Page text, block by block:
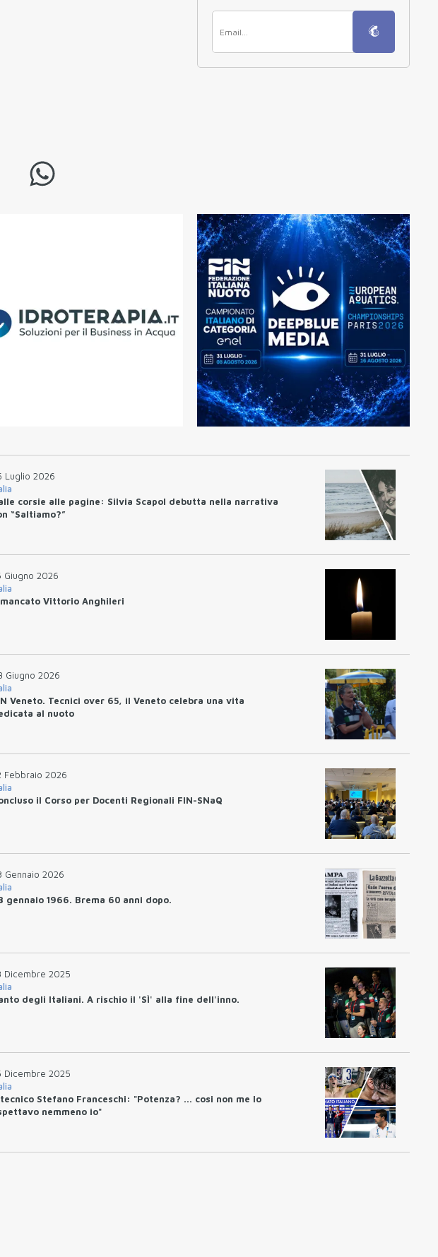
Luglio 2026
corsie alle pagine: Silvia Scapol debutta nella narrativa
“Saltiamo?”
Giugno 2026
mancato Vittorio Anghileri
Giugno 2026
Veneto. Tecnici over 65, il Veneto celebra una vita
al nuoto
Febbraio 2026
il Corso per Docenti Regionali FIN-SNaQ
Gennaio 2026
gennaio 1966. Brema 60 anni dopo.
Dicembre 2025
degli Italiani. A rischio il 'SÌ' alla fine dell'inno.
Dicembre 2025
Stefano Franceschi: "Potenza? ... cosi non me lo
nemmeno io"